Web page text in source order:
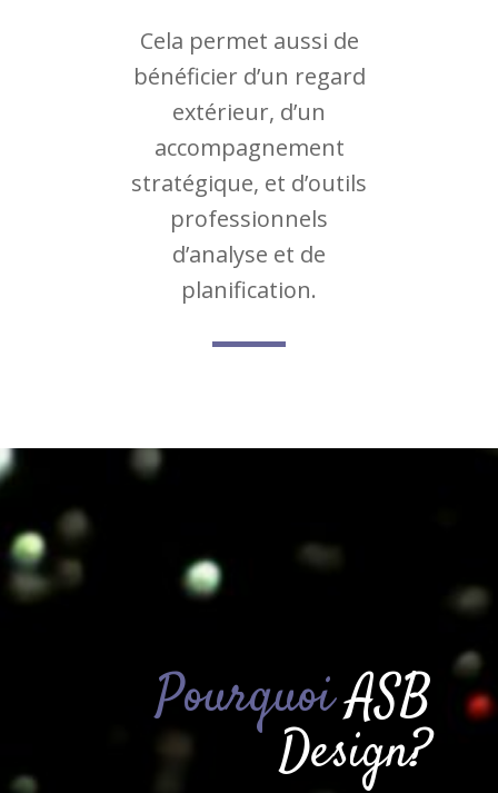
Cela permet aussi de
bénéficier d’un regard
extérieur, d’un
accompagnement
stratégique, et d’outils
professionnels
d’analyse et de
planification.
PourquoiASB
Design?